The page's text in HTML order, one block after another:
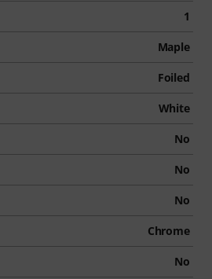
1
Maple
Foiled
White
No
No
No
Chrome
No